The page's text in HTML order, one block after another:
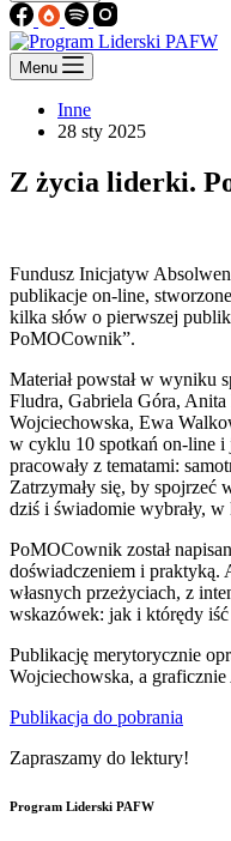
Menu
Inne
28 sty 2025
Z życia liderki.
Fundusz Inicjatyw
publikacje on-line,
kilka słów o pierwszej
PoMOCownik”.
Materiał powstał w wyniku
Fludra, Gabriela Góra,
Wojciechowska, Ewa
w cyklu 10 spotkań on-line
pracowały z tematami:
Zatrzymały się, by spojrzeć
dziś i świadomie wybrały, w
PoMOCownik został
doświadczeniem i praktyką.
własnych przeżyciach, z
wskazówek: jak i którędy
Publikację merytorycznie
Wojciechowska, a
Publikacja do pobrania
Zapraszamy do lektury!
Program Liderski PAFW